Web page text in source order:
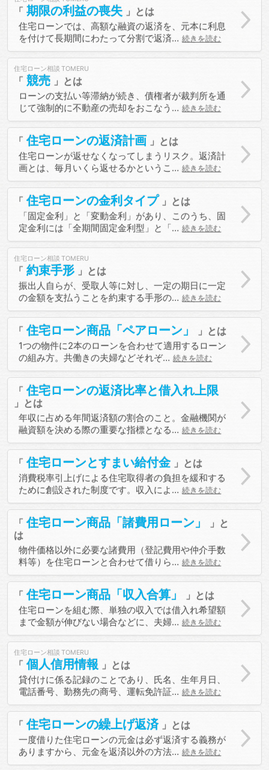
期限の利益の喪失
住宅ローンでは、高額な融資の返済を、元本に利息
を付けて長期間にわたって分割で返済… 続きを読む
住宅ローン相談
競売
ローンの支払い等滞納が続き、債権者が裁判所を通
じて強制的に不動産の売却をおこなう… 続きを読む
住宅ローンの返済計画
住宅ローンが返せなくなってしまうリスク。返済計
画とは、毎月いくら返せるかというこ… 続きを読む
住宅ローンの金利タイプ
「固定金利」と「変動金利」があり、このうち、固
定金利には「全期間固定金利型」と「… 続きを読む
住宅ローン相談
約束手形
振出人自らが、受取人等に対し、一定の期日に一定
の金額を支払うことを約束する手形の… 続きを読む
住宅ローン商品「ペアローン」
1つの物件に2本のローンを合わせて適用するローン
の組み方。共働きの夫婦などそれぞ… 続きを読む
住宅ローンの返済比率と借入れ上限
年収に占める年間返済額の割合のこと。金融機関が
融資額を決める際の重要な指標となる… 続きを読む
住宅ローンとすまい給付金
消費税率引上げによる住宅取得者の負担を緩和する
ために創設された制度です。収入によ… 続きを読む
住宅ローン商品「諸費用ローン」
物件価格以外に必要な諸費用（登記費用や仲介手数
料等）を住宅ローンと合わせて借りら… 続きを読む
住宅ローン商品「収入合算」
住宅ローンを組む際、単独の収入では借入れ希望額
まで金額が伸びない場合などに、夫婦… 続きを読む
住宅ローン相談
個人信用情報
貸付けに係る記録のことであり、氏名、生年月日、
電話番号、勤務先の商号、運転免許証… 続きを読む
住宅ローンの繰上げ返済
一度借りた住宅ローンの元金は必ず返済する義務が
ありますから、元金を返済以外の方法… 続きを読む